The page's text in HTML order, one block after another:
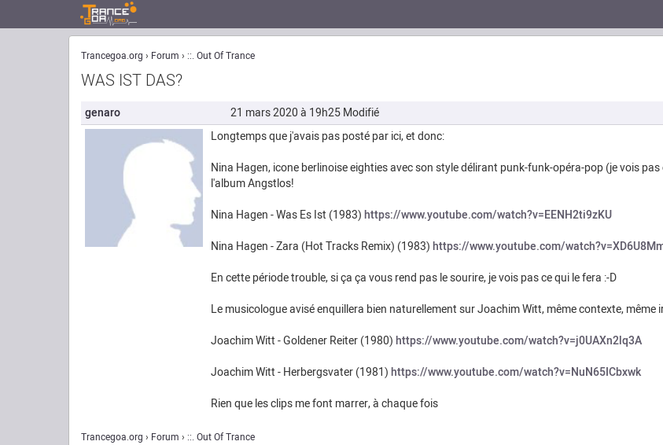
Trancegoa.org Forum ::. Out Of Trance
WAS IST DAS?
genaro 21 mars 2020 à 19h25Modifié
Longtemps que j'avais pas posté par ici, et donc:
Nina Hagen, icone berlinoise eighties avec son style délirant punk-funk-opéra-pop (je vois
l'album Angstlos!
Nina Hagen - Was Es Ist (1983)https://www.youtube.com/watch?v=EENH2ti9zKU
Nina Hagen - Zara (Hot Tracks Remix) (1983)https://www.youtube.com/
En cette période trouble, si ça ça vous rend pas le sourire, je vois pas ce qui le fera :-D
Le musicologue avisé enquillera bien naturellement sur Joachim Witt, même contexte, même
Joachim Witt - Goldener Reiter (1980)https://www.youtube.com/watch?v=j0UAXn2lq3A
Joachim Witt - Herbergsvater (1981)https://www.youtube.com/watch?v=NuN65ICbxwk
Rien que les clips me font marrer, à chaque fois
Trancegoa.org Forum ::. Out Of Trance